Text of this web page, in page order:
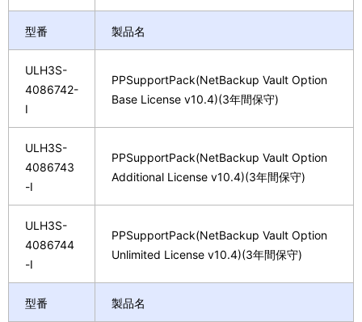
型番 製品名
ULH3S-
4086742-
I
PPSupportPack(NetBackup Vault Option
Base License v10.4)(3年間保守)
ULH3S-
4086743
-I
PPSupportPack(NetBackup Vault Option
Additional License v10.4)(3年間保守)
ULH3S-
4086744
-I
PPSupportPack(NetBackup Vault Option
Unlimited License v10.4)(3年間保守)
型番 製品名